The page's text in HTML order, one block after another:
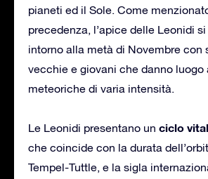
pianeti ed il Sole. Come
precedenza, l’apice delle Leonidi
intorno alla metà di Novembre con
vecchie e giovani che danno luogo
meteoriche di varia intensità.
Le Leonidi presentano un ciclo
che coincide con la durata
Tempel-Tuttle, e la sigla